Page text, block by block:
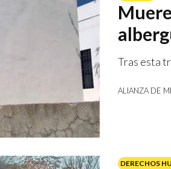
Tras esta
ALIANZA DE
DERECHOS